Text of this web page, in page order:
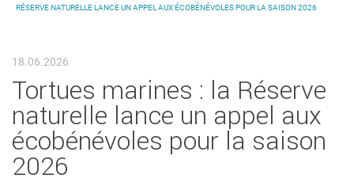
VOUS ÊTES ICI
RÉSERVE NATURELLE LANCE UN APPEL AUX ÉCOBÉNÉVOLES POUR LA SAISON 2026
18.06.2026
Tortues marines : la Réserve
naturelle lance un appel aux
écobénévoles pour la saison
2026